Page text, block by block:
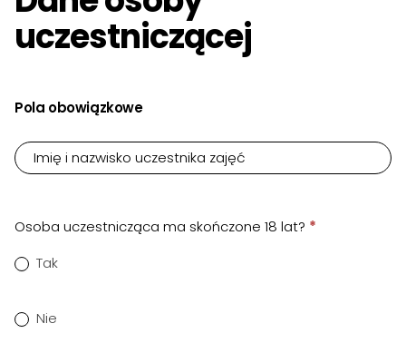
uczestniczącej
Formularz
Pola obowiązkowe
Imię i nazwisko uczestnika zajęć
Osoba uczestnicząca ma skończone 18 lat? *
Tak
Nie